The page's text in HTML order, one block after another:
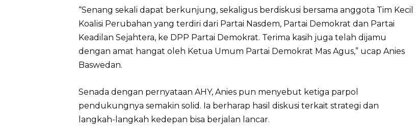
“Senang sekali dapat berkunjung, sekaligus berdiskusi bersama anggota Tim Kecil
Koalisi Perubahan yang terdiri dari Partai Nasdem, Partai Demokrat dan Partai
Keadilan Sejahtera, ke DPP Partai Demokrat. Terima kasih juga telah dijamu
dengan amat hangat oleh Ketua Umum Partai Demokrat Mas Agus,” ucap Anies
Baswedan.
Senada dengan pernyataan AHY, Anies pun menyebut ketiga parpol
pendukungnya semakin solid. Ia berharap hasil diskusi terkait strategi dan
langkah-langkah kedepan bisa berjalan lancar.